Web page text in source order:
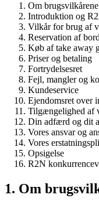
Om
Introduktion og
Vilkår for brug af
Reservation af
Køb af take away
Priser og betaling
Fortrydelsesret
Fejl, mangler og
Kundeservice
Ejendomsret over
Tilgængelighed af
Din adfærd og dit
Vores ansvar og
Vores
Opsigelse
R2N
1. Om